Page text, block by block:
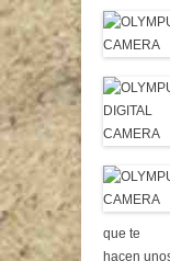
que te
hacen